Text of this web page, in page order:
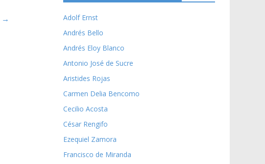
→
Adolf Ernst
Andrés Bello
Andrés Eloy Blanco
Antonio José de Sucre
Aristides Rojas
Carmen Delia Bencomo
Cecilio Acosta
César Rengifo
Ezequiel Zamora
Francisco de Miranda